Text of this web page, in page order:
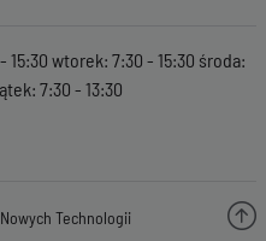
15:30 wtorek: 7:30 - 15:30 środa:
7:30 - 13:30
Technologii